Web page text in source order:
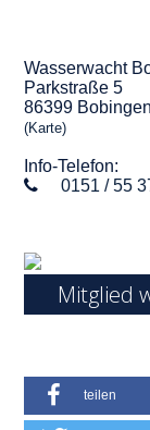
Wasserwacht
Parkstraße 5
86399 Bobingen
(Karte)
Info-Telefon:
0151 / 55
Mitglied
teilen